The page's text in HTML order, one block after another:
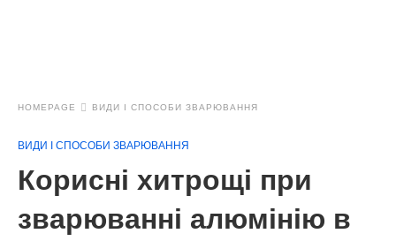
HOMEPAGE ВИДИ І СПОСОБИ ЗВАРЮВАННЯ
ВИДИ І СПОСОБИ ЗВАРЮВАННЯ
Корисні хитрощі при
зварюванні алюмінію в